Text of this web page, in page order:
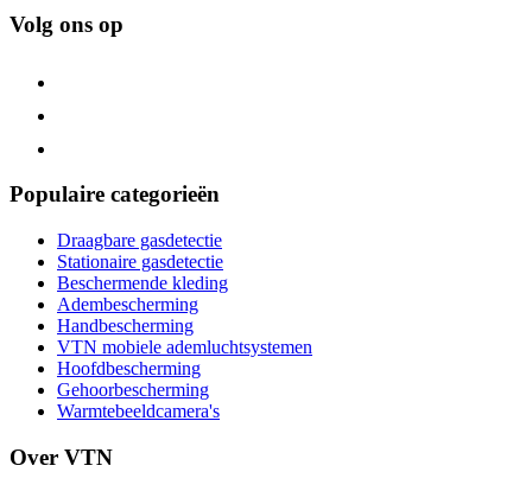
Volg ons op
Populaire categorieën
Draagbare gasdetectie
Stationaire gasdetectie
Beschermende kleding
Adembescherming
Handbescherming
VTN mobiele ademluchtsystemen
Hoofdbescherming
Gehoorbescherming
Warmtebeeldcamera's
Over VTN